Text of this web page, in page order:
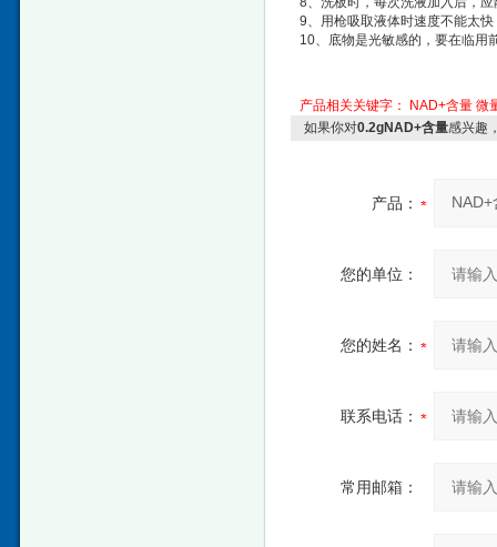
9、用枪吸取液体时速度不能太
10、底物是光敏感的，要在临用
产品相关关键字： NAD+含量 微
如果你对0.2gNAD+含量感兴趣
产品：
您的单位：
您的姓名：
联系电话：
常用邮箱：